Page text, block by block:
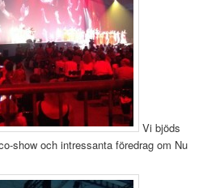
Vi bjöds
show och intressanta föredrag om Nu